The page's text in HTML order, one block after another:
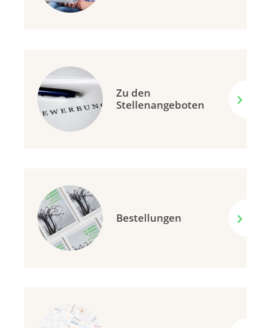
Zu den
Stellenangeboten
Bestellungen